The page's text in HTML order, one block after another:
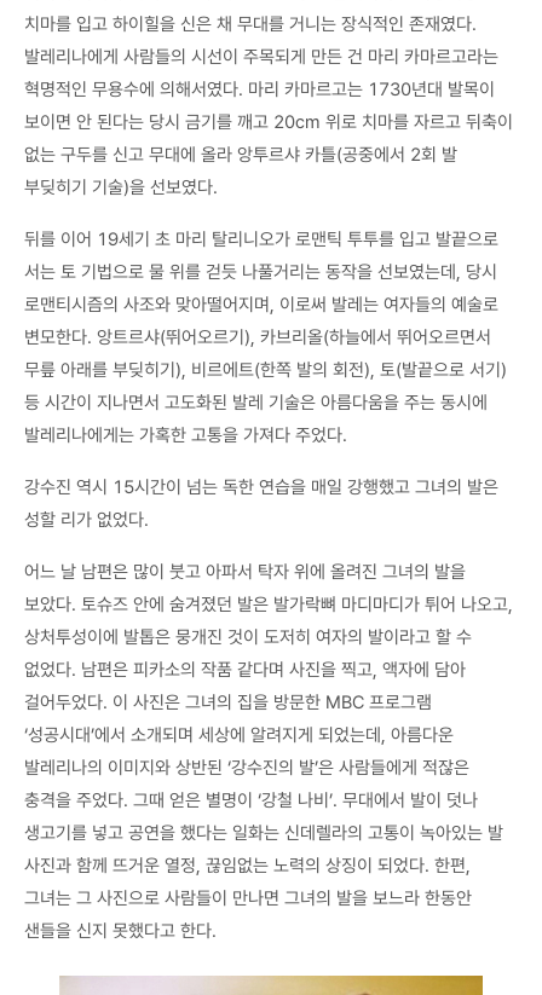
치마를 입고 하이힐을 신은 채 무대를 거니는 장식적인 존재였다.
발레리나에게 사람들의 시선이 주목되게 만든 건 마리 카마르고라는
혁명적인 무용수에 의해서였다. 마리 카마르고는 1730년대 발목이
보이면 안 된다는 당시 금기를 깨고 20cm 위로 치마를 자르고 뒤축이
없는 구두를 신고 무대에 올라 앙투르샤 카틀(공중에서 2회 발
부딪히기 기술)을 선보였다.
뒤를 이어 19세기 초 마리 탈리니오가 로맨틱 투투를 입고 발끝으로
서는 토 기법으로 물 위를 걷듯 나풀거리는 동작을 선보였는데, 당시
로맨티시즘의 사조와 맞아떨어지며, 이로써 발레는 여자들의 예술로
변모한다. 앙트르샤(뛰어오르기), 카브리올(하늘에서 뛰어오르면서
무릎 아래를 부딪히기), 비르에트(한쪽 발의 회전), 토(발끝으로 서기)
등 시간이 지나면서 고도화된 발레 기술은 아름다움을 주는 동시에
발레리나에게는 가혹한 고통을 가져다 주었다.
강수진 역시 15시간이 넘는 독한 연습을 매일 강행했고 그녀의 발은
성할 리가 없었다.
어느 날 남편은 많이 붓고 아파서 탁자 위에 올려진 그녀의 발을
보았다. 토슈즈 안에 숨겨졌던 발은 발가락뼈 마디마디가 튀어 나오고,
상처투성이에 발톱은 뭉개진 것이 도저히 여자의 발이라고 할 수
없었다. 남편은 피카소의 작품 같다며 사진을 찍고, 액자에 담아
걸어두었다. 이 사진은 그녀의 집을 방문한 MBC 프로그램
‘성공시대’에서 소개되며 세상에 알려지게 되었는데, 아름다운
발레리나의 이미지와 상반된 ‘강수진의 발’은 사람들에게 적잖은
충격을 주었다. 그때 얻은 별명이 ‘강철 나비’. 무대에서 발이 덧나
생고기를 넣고 공연을 했다는 일화는 신데렐라의 고통이 녹아있는 발
사진과 함께 뜨거운 열정, 끊임없는 노력의 상징이 되었다. 한편,
그녀는 그 사진으로 사람들이 만나면 그녀의 발을 보느라 한동안
샌들을 신지 못했다고 한다.